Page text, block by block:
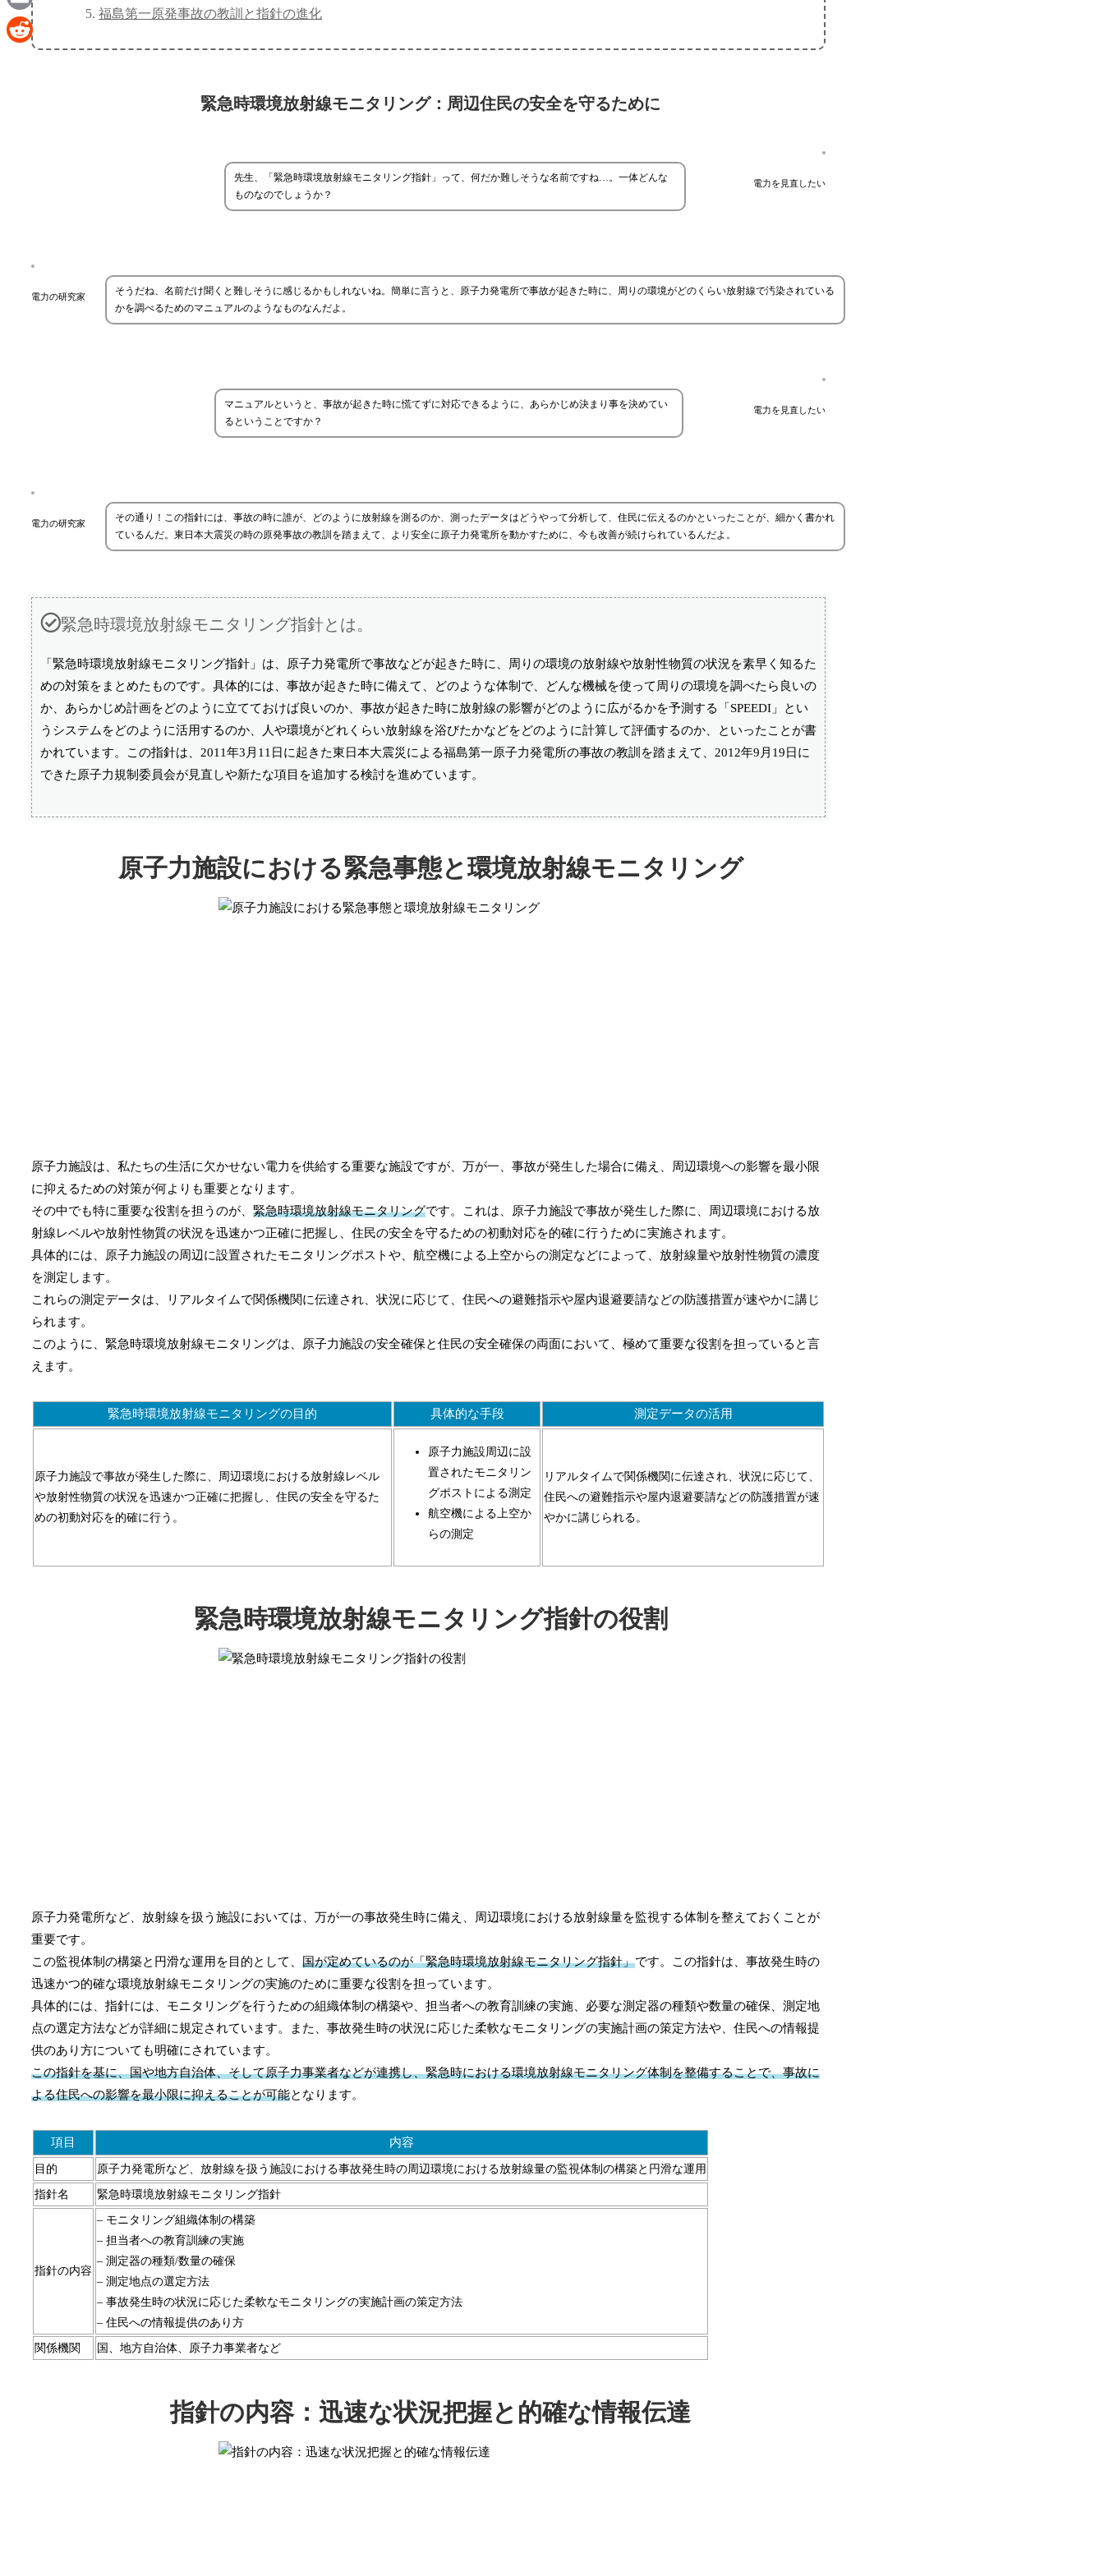
福島第一原発事故の教訓と指針の進化
緊急時環境放射線モニタリング：周辺住民の安全を守るために
電力を見直したい
先生、「緊急時環境放射線モニタリング指針」って、何だか難しそうな名前ですね…。一体どんな
ものなのでしょうか？
電力の研究家
そうだね、名前だけ聞くと難しそうに感じるかもしれないね。簡単に言うと、原子力発電所で事故が起きた時に、周りの環境がどのくらい放射線で汚染されている
かを調べるためのマニュアルのようなものなんだよ。
電力を見直したい
マニュアルというと、事故が起きた時に慌てずに対応できるように、あらかじめ決まり事を決めてい
るということですか？
電力の研究家
その通り！この指針には、事故の時に誰が、どのように放射線を測るのか、測ったデータはどうやって分析して、住民に伝えるのかといったことが、細かく書かれ
ているんだ。東日本大震災の時の原発事故の教訓を踏まえて、より安全に原子力発電所を動かすために、今も改善が続けられているんだよ。
緊急時環境放射線モニタリング指針とは。
「緊急時環境放射線モニタリング指針」は、原子力発電所で事故などが起きた時に、周りの環境の放射線や放射性物質の状況を素早く知るた
めの対策をまとめたものです。具体的には、事故が起きた時に備えて、どのような体制で、どんな機械を使って周りの環境を調べたら良いの
か、あらかじめ計画をどのように立てておけば良いのか、事故が起きた時に放射線の影響がどのように広がるかを予測する「SPEEDI」とい
うシステムをどのように活用するのか、人や環境がどれくらい放射線を浴びたかなどをどのように計算して評価するのか、といったことが書
かれています。この指針は、2011年3月11日に起きた東日本大震災による福島第一原子力発電所の事故の教訓を踏まえて、2012年9月19日に
できた原子力規制委員会が見直しや新たな項目を追加する検討を進めています。
原子力施設における緊急事態と環境放射線モニタリング
原子力施設は、私たちの生活に欠かせない電力を供給する重要な施設ですが、万が一、事故が発生した場合に備え、周辺環境への影響を最小限
に抑えるための対策が何よりも重要となります。
その中でも特に重要な役割を担うのが、 緊急時環境放射線モニタリングです。これは、原子力施設で事故が発生した際に、周辺環境における放
射線レベルや放射性物質の状況を迅速かつ正確に把握し、住民の安全を守るための初動対応を的確に行うために実施されます。
具体的には、原子力施設の周辺に設置されたモニタリングポストや、航空機による上空からの測定などによって、放射線量や放射性物質の濃度
を測定します。
これらの測定データは、リアルタイムで関係機関に伝達され、状況に応じて、住民への避難指示や屋内退避要請などの防護措置が速やかに講じ
られます。
このように、緊急時環境放射線モニタリングは、原子力施設の安全確保と住民の安全確保の両面において、極めて重要な役割を担っていると言
えます。
緊急時環境放射線モニタリングの目的 具体的な手段 測定データの活用
原子力施設で事故が発生した際に、周辺環境における放射線レベル
や放射性物質の状況を迅速かつ正確に把握し、住民の安全を守るた
めの初動対応を的確に行う。
原子力施設周辺に設
置されたモニタリン
グポストによる測定
航空機による上空か
らの測定
リアルタイムで関係機関に伝達され、状況に応じて、
住民への避難指示や屋内退避要請などの防護措置が速
やかに講じられる。
緊急時環境放射線モニタリング指針の役割
原子力発電所など、放射線を扱う施設においては、万が一の事故発生時に備え、周辺環境における放射線量を監視する体制を整えておくことが
重要です。
この監視体制の構築と円滑な運用を目的として、 国が定めているのが「緊急時環境放射線モニタリング指針」です。この指針は、事故発生時の
迅速かつ的確な環境放射線モニタリングの実施のために重要な役割を担っています。
具体的には、指針には、モニタリングを行うための組織体制の構築や、担当者への教育訓練の実施、必要な測定器の種類や数量の確保、測定地
点の選定方法などが詳細に規定されています。また、事故発生時の状況に応じた柔軟なモニタリングの実施計画の策定方法や、住民への情報提
供のあり方についても明確にされています。
この指針を基に、国や地方自治体、そして原子力事業者などが連携し、緊急時における環境放射線モニタリング体制を整備することで、事故に
よる住民への影響を最小限に抑えることが可能となります。
項目 内容
目的 原子力発電所など、放射線を扱う施設における事故発生時の周辺環境における放射線量の監視体制の構築と円滑な運用
指針名 緊急時環境放射線モニタリング指針
指針の内容
– モニタリング組織体制の構築
– 担当者への教育訓練の実施
– 測定器の種類/数量の確保
– 測定地点の選定方法
– 事故発生時の状況に応じた柔軟なモニタリングの実施計画の策定方法
– 住民への情報提供のあり方
関係機関 国、地方自治体、原子力事業者など
指針の内容：迅速な状況把握と的確な情報伝達
Email